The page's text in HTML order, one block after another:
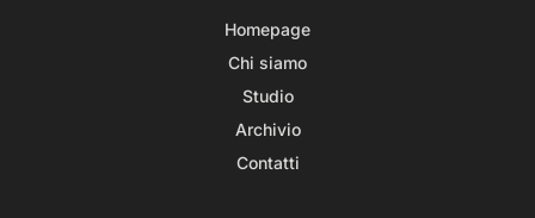
Homepage
Chi siamo
Studio
Archivio
Contatti